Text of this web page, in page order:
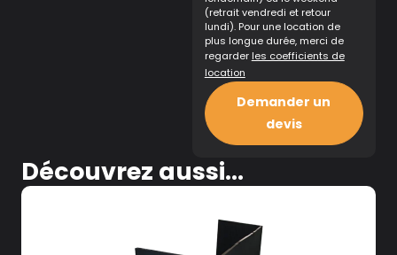
(retrait vendredi et retour
lundi). Pour une location de
plus longue durée, merci de
regarder les coefficients de
location
Demander un
devis
Découvrez aussi...